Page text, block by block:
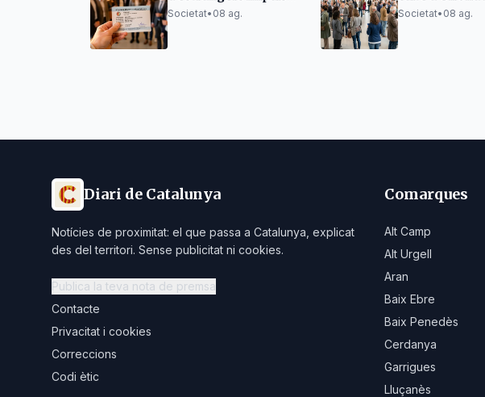
l'afiliació a la
Societat• 08 ag.
la tendència a
Societat• 08 ag.
Diari de Catalunya
Notícies de proximitat: el que passa a Catalunya, explicat
des del territori. Sense publicitat ni cookies.
Publica la teva nota de premsa
Contacte
Privacitat i cookies
Correccions
Codi ètic
Comarques
Alt Camp
Alt Urgell
Aran
Baix Ebre
Baix Penedès
Cerdanya
Garrigues
Lluçanès